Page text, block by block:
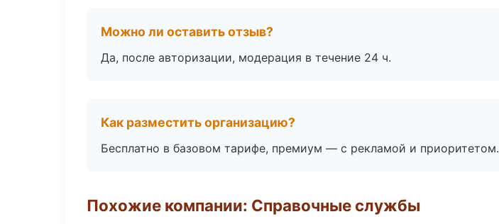
Можно ли оставить отзыв?
Да, после авторизации, модерация в течение 24 ч.
Как разместить организацию?
Бесплатно в базовом тарифе, премиум — с рекламой и приоритетом.
Похожие компании: Справочные службы